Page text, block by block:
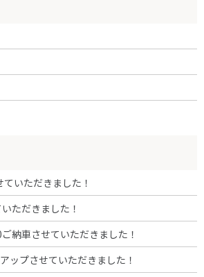
いただきました！
ただきました！
納車させていただきました！
ップさせていただきました！